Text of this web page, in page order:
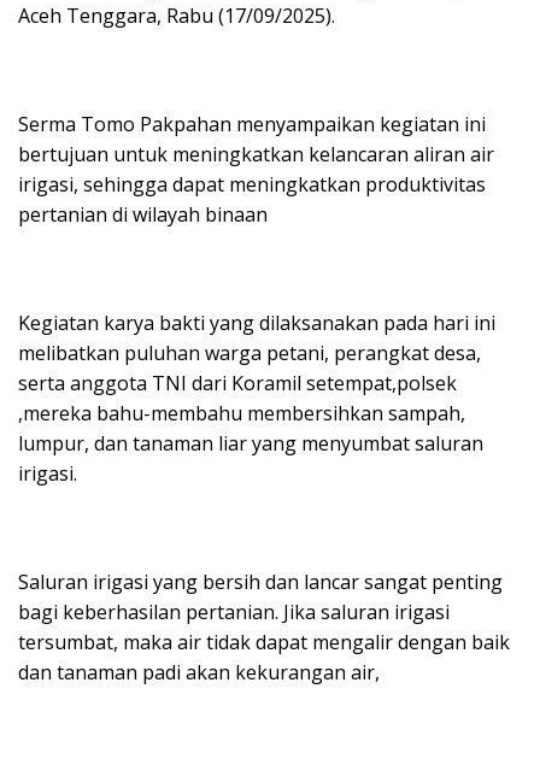
Aceh Tenggara, Rabu (17/09/2025).
Serma Tomo Pakpahan menyampaikan kegiatan ini
bertujuan untuk meningkatkan kelancaran aliran air
irigasi, sehingga dapat meningkatkan produktivitas
pertanian di wilayah binaan
Kegiatan karya bakti yang dilaksanakan pada hari ini
melibatkan puluhan warga petani, perangkat desa,
serta anggota TNI dari Koramil setempat,polsek
,mereka bahu-membahu membersihkan sampah,
lumpur, dan tanaman liar yang menyumbat saluran
irigasi.
Saluran irigasi yang bersih dan lancar sangat penting
bagi keberhasilan pertanian. Jika saluran irigasi
tersumbat, maka air tidak dapat mengalir dengan baik
dan tanaman padi akan kekurangan air,